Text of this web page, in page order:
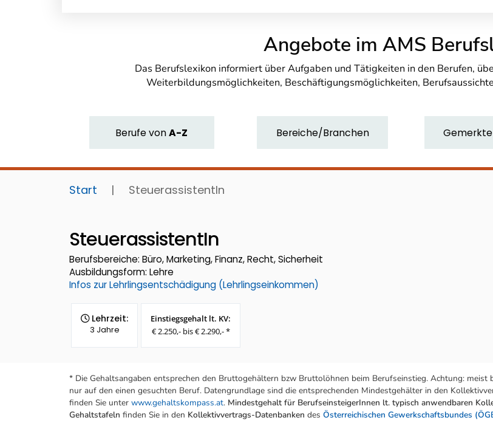
Angebote im AMS
Das Berufslexikon informiert über Aufgaben und Tätigkeiten in den Berufen,
Weiterbildungsmöglichkeiten, Beschäftigungsmöglichkeiten,
BerufevonA-Z Bereiche/Branchen
Start | SteuerassistentIn
SteuerassistentIn
Berufsbereiche: Büro, Marketing, Finanz, Recht, Sicherheit
Ausbildungsform: Lehre
Infos zur Lehrlingsentschädigung (Lehrlingseinkommen)
Lehrzeit:
3 Jahre
Einstiegsgehalt lt. KV:
€ 2.250,- bis € 2.290,- *
* Die Gehaltsangaben entsprechen den Bruttogehältern bzw Bruttolöhnen beim Berufseinstieg. Achtung:
nur auf den einen gesuchten Beruf. Datengrundlage sind die entsprechenden Mindestgehälter in den
finden Sie unter www.gehaltskompass.at. Mindestgehalt für BerufseinsteigerInnen lt. typisch anwendbaren
Gehaltstafeln finden Sie in den Kollektivvertrags-Datenbanken des Österreichischen Gewerkschaftsbundes